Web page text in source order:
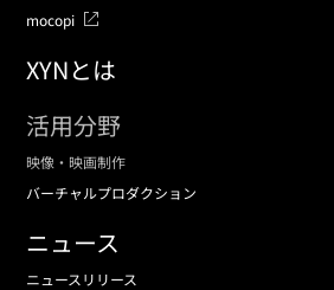
mocopi
XYNとは
活用分野
映像・映画制作
バーチャルプロダクション
ニュース
ニュースリリース